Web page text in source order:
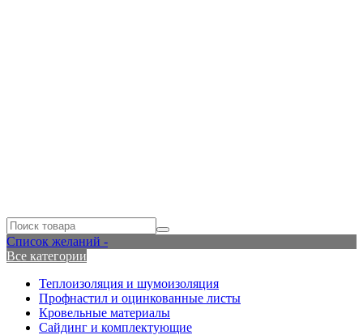
Список желаний -
Все категории
Теплоизоляция и шумоизоляция
Профнастил и оцинкованные листы
Кровельные материалы
Сайдинг и комплектующие